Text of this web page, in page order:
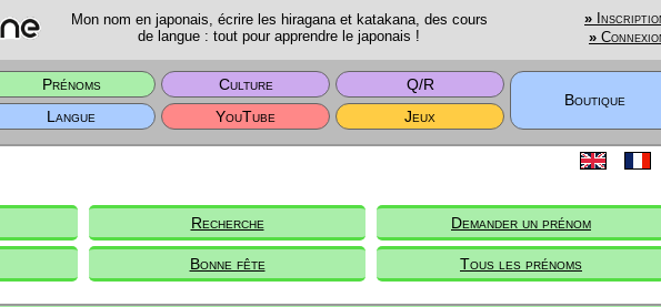
Mon nom en japonais, écrire les hiragana et katakana, des cours
de langue : tout pour apprendre le japonais !
»
»
Prénoms Culture
Q/R
Boutique
Langue YouTube Jeux
Recherche Demander un prénom
Bonne fête Tous les prénoms